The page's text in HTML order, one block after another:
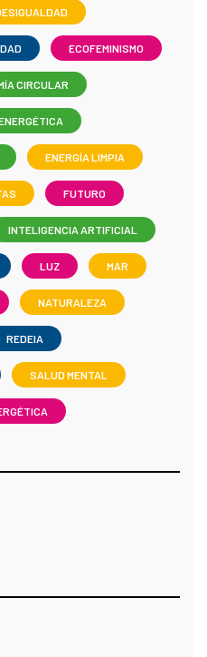
ECOFEMINISMO
CIRCULAR
ENERGÍA LIMPIA
FUTURO
INTELIGENCIA ARTIFICIAL
LUZ MAR
NATURALEZA
REDEIA
SALUD MENTAL